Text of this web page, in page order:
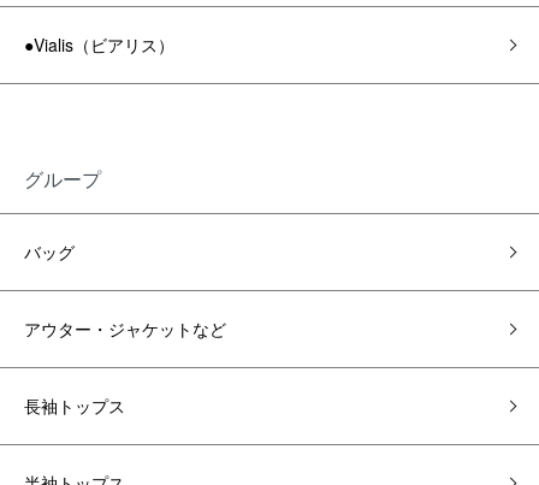
●Vialis（ビアリス）
グループ
バッグ
アウター・ジャケットなど
長袖トップス